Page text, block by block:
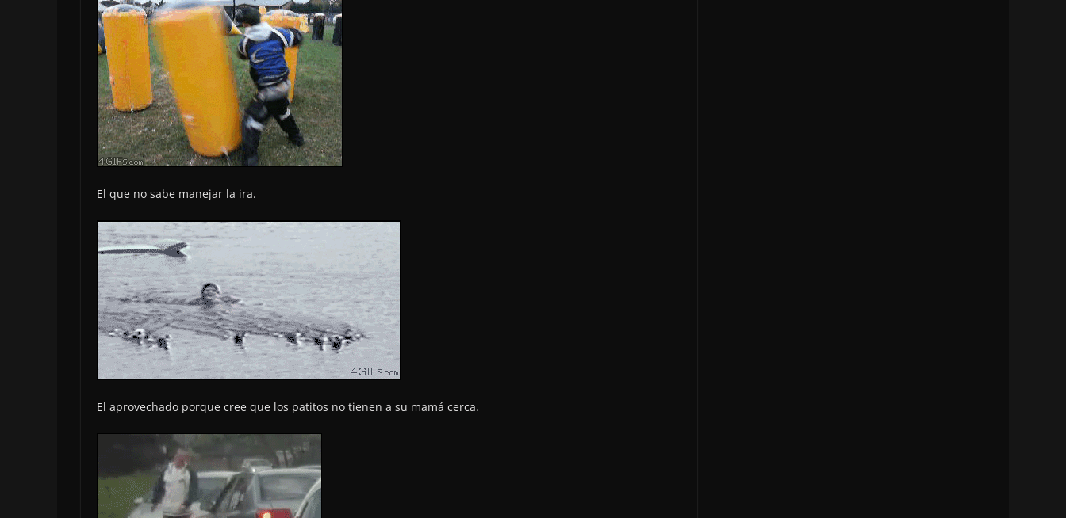
El que no sabe manejar la ira.
El aprovechado porque cree que los patitos no tienen a su mamá cerca.